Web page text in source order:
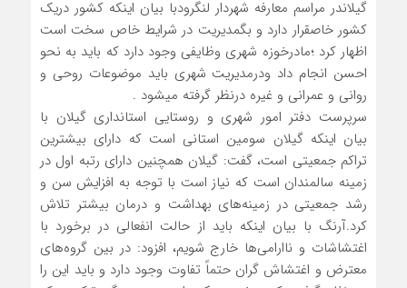
گیلاندر مراسم معارفه شهردار لنگرودبا بیان اینکه کشور دریک
کشور خاصقرار دارد و بگمدیریت در شرایط خاص سخت است
اظهار کرد ؛مادرخوزه شهری وظایفی وجود دارد که باید به نحو
احسن انجام داد ودرمدیریت شهری باید موضوعات روحی و
روانی و عمرانی و غیره درنظر گرفته میشود .
سرپرست دفتر امور شهری و روستایی استانداری گیلان با
بیان اینکه گیلان سومین استانی است که دارای بیشترین
تراکم جمعیتی است، گفت: گیلان همچنین دارای رتبه اول در
زمینه سالمندان است که نیاز است با توجه به افزایش سن و
رشد جمعیتی در زمینه‌های بهداشت و درمان بیشتر تلاش
کرد.آرنگ با بیان اینکه باید از حالت انفعالی در برخورد با
اغتشاشات و ناارامی‌ها خارج شویم، افزود: در بین گروه‌های
معترض و اغتشاش گران حتماً تفاوت وجود دارد و باید این را